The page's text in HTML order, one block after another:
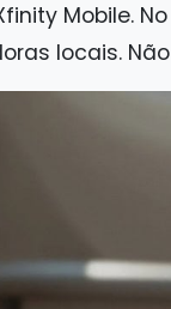
Mobile.
locais.